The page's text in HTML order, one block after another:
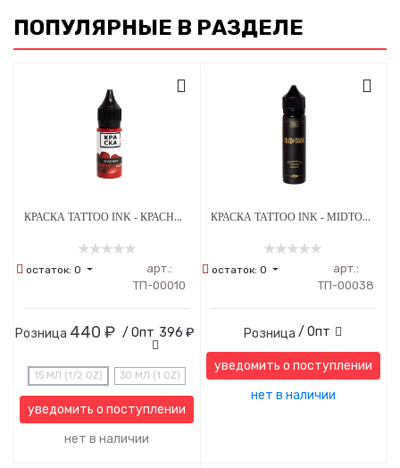
ПОПУЛЯРНЫЕ В РАЗДЕЛЕ
КРАСКА TATTOO INK - КРАСНАЯ КАЛИНА
остаток: 0
арт.:
ТП-00010
Розница 440 ₽ / Опт 396 ₽
15 МЛ (1/2 OZ) 30 МЛ (1 OZ)
уведомить о поступлении
нет в наличии
КРАСКА TATTOO INK - MIDTONE ЦВЕТ СЕТА ГРЕЙВОШЕЙ А.ЛУКЬЯНОВА 60 МЛ
остаток:0
арт.:
ТП-00038
Розница / Опт
уведомить о поступлении
нет в наличии